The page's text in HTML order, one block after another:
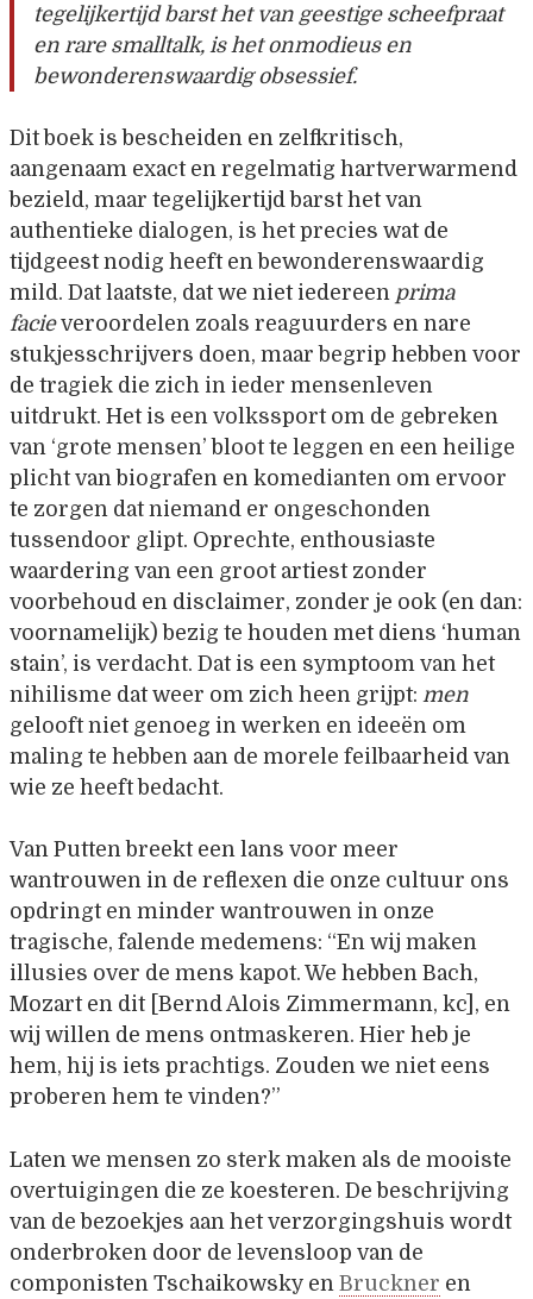
tegelijkertijd barst het van geestige scheefpraat
en rare smalltalk, is het onmodieus en
bewonderenswaardig obsessief.
Dit boek is bescheiden en zelfkritisch,
aangenaam exact en regelmatig hartverwarmend
bezield, maar tegelijkertijd barst het van
authentieke dialogen, is het precies wat de
tijdgeest nodig heeft en bewonderenswaardig
mild. Dat laatste, dat we niet iedereen prima
facieveroordelen zoals reaguurders en nare
stukjesschrijvers doen, maar begrip hebben voor
de tragiek die zich in ieder mensenleven
uitdrukt. Het is een volkssport om de gebreken
van ‘grote mensen’ bloot te leggen en een heilige
plicht van biografen en komedianten om ervoor
te zorgen dat niemand er ongeschonden
tussendoor glipt. Oprechte, enthousiaste
waardering van een groot artiest zonder
voorbehoud en disclaimer, zonder je ook (en dan:
voornamelijk) bezig te houden met diens ‘human
stain’, is verdacht. Dat is een symptoom van het
nihilisme dat weer om zich heen grijpt: men
gelooft niet genoeg in werken en ideeën om
maling te hebben aan de morele feilbaarheid van
wie ze heeft bedacht.
Van Putten breekt een lans voor meer
wantrouwen in de reflexen die onze cultuur ons
opdringt en minder wantrouwen in onze
tragische, falende medemens: “En wij maken
illusies over de mens kapot. We hebben Bach,
Mozart en dit [Bernd Alois Zimmermann, kc], en
wij willen de mens ontmaskeren. Hier heb je
hem, hij is iets prachtigs. Zouden we niet eens
proberen hem te vinden?”
Laten we mensen zo sterk maken als de mooiste
overtuigingen die ze koesteren. De beschrijving
van de bezoekjes aan het verzorgingshuis wordt
onderbroken door de levensloop van de
componisten Tschaikowsky en Bruckner en